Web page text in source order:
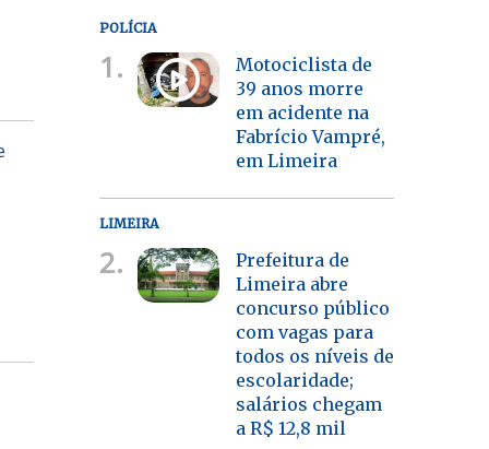
POLÍCIA
1.
Motociclista de
39 anos morre
em acidente na
Fabrício Vampré,
em Limeira
LIMEIRA
2.
Prefeitura de
Limeira abre
concurso público
com vagas para
todos os níveis de
escolaridade;
salários chegam
a R$ 12,8 mil